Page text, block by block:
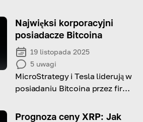
Najwięksi korporacyjni
posiadacze Bitcoina
19 listopada 2025
5 uwagi
MicroStrategy i Tesla liderują w
posiadaniu Bitcoina przez firmy,
BTC do zabezpieczenia przed
Prognoza ceny XRP: Jak